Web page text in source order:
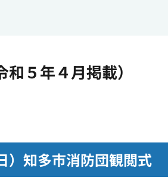
５年４月掲載）
）知多市消防団観閲式